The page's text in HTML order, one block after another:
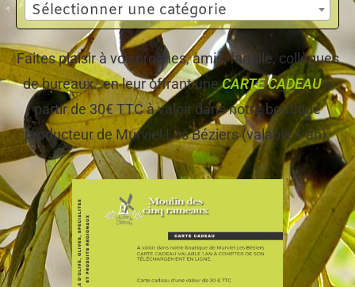
Sélectionner une catégorie
Faites plaisir à vos proches, amis, famille, collègues
de bureaux…en leur offrant uneCARTE CADEAUà
partir de 30€ TTC à valoir dans notre boutique
producteur de Murviel Les Béziers (valable 1 an).